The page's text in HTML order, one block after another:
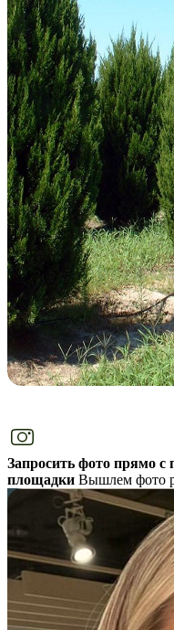
Запросить фото прямо с
площадки Вышлем фото